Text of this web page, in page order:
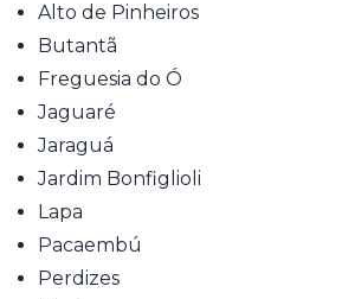
Alto de Pinheiros
Butantã
Freguesia do Ó
Jaguaré
Jaraguá
Jardim Bonfiglioli
Lapa
Pacaembú
Perdizes